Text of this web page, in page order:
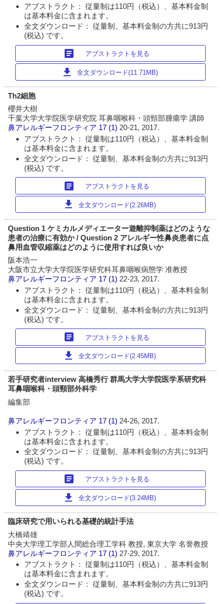
アブストラクト： 従量制は110円（税込）、基本料金制
は基本料金に含まれます。
全文ダウンロード： 従量制、基本料金制の方共に913円
(税込) です。
article アブストラクトを見る
download 全文ダウンロード(11.71MB)
Th2細胞
櫻井大樹
千葉大学大学院医学研究院 耳鼻咽喉科・頭頸部腫瘍学 講師
鼻アレルギーフロンティア 17 (1) 20-21, 2017.
アブストラクト： 従量制は110円（税込）、基本料金制
は基本料金に含まれます。
全文ダウンロード： 従量制、基本料金制の方共に913円
(税込) です。
article アブストラクトを見る
download 全文ダウンロード(2.26MB)
Question 1 ケミカルメディエーター遊離抑制薬はどのような
患者の治療に有効か / Question 2 アレルギー性鼻炎患者に点
鼻用血管収縮薬はどのように使用すれば良いか
阪本浩一
大阪市立大学大学院医学研究科耳鼻咽喉病態学 准教授
鼻アレルギーフロンティア 17 (1) 22-23, 2017.
アブストラクト： 従量制は110円（税込）、基本料金制
は基本料金に含まれます。
全文ダウンロード： 従量制、基本料金制の方共に913円
(税込) です。
article アブストラクトを見る
download 全文ダウンロード(2.45MB)
若手研究者interview 高橋秀行 群馬大学大学院医学系研究科
耳鼻咽喉科・頭頸部外科学
編集部
鼻アレルギーフロンティア 17 (1) 24-26, 2017.
アブストラクト： 従量制は110円（税込）、基本料金制
は基本料金に含まれます。
全文ダウンロード： 従量制、基本料金制の方共に913円
(税込) です。
article アブストラクトを見る
download 全文ダウンロード(3.24MB)
臨床研究で用いられる基礎的統計手法
大橋靖雄
中央大学理工学部人間総合理工学科 教授, 東京大学 名誉教授
鼻アレルギーフロンティア 17 (1) 27-29, 2017.
アブストラクト： 従量制は110円（税込）、基本料金制
は基本料金に含まれます。
全文ダウンロード： 従量制、基本料金制の方共に913円
(税込) です。